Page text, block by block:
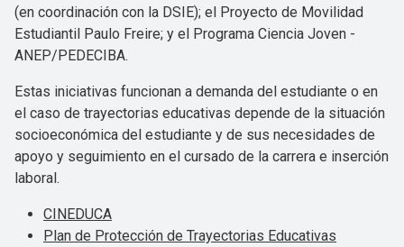
(en coordinación con la DSIE); el Proyecto de Movilidad
Estudiantil Paulo Freire; y el Programa Ciencia Joven -
ANEP/PEDECIBA.
Estas iniciativas funcionan a demanda del estudiante o en
el caso de trayectorias educativas depende de la situación
socioeconómica del estudiante y de sus necesidades de
apoyo y seguimiento en el cursado de la carrera e inserción
laboral.
CINEDUCA
Plan de Protección de Trayectorias Educativas